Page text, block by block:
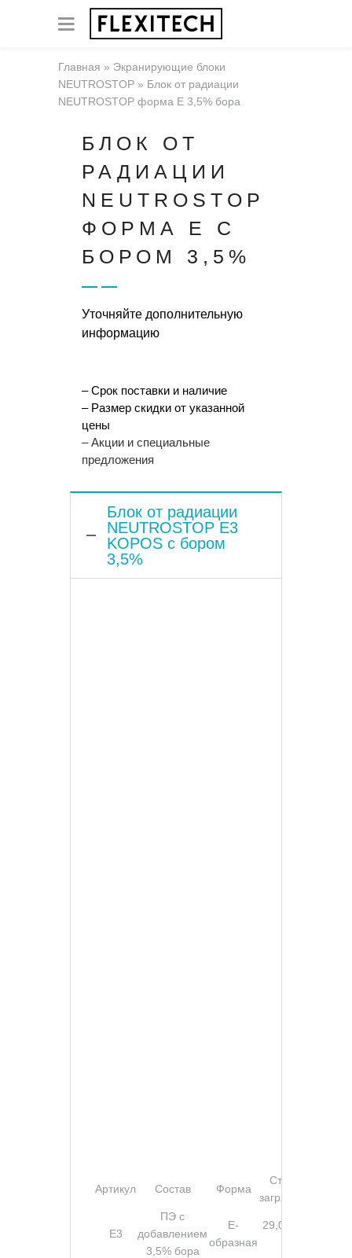
Главная » Экранирующие блоки
NEUTROSTOP » Блок от радиации
NEUTROSTOP форма Е 3,5% бора
БЛОК ОТ
РАДИАЦИИ
NEUTROSTOP
ФОРМА Е С
БОРОМ 3,5%
Уточняйте дополнительную
информацию
– Срок поставки и наличие
– Размер скидки от указанной
цены
– Акции и специальные
предложения
Блок от радиации
NEUTROSTOP Е3
KOPOS с бором
3,5%
Артикул Состав Форма
Степень
загрязнения
Е3
ПЭ с
добавлением
3,5% бора
Е-
образная
29,02 GB г/